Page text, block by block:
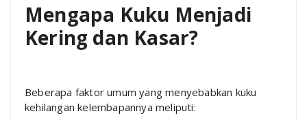
Mengapa Kuku Menjadi
Kering dan Kasar?
Beberapa faktor umum yang menyebabkan kuku
kehilangan kelembapannya meliputi: